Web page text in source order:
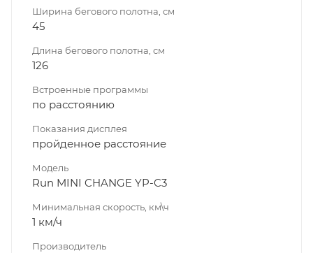
Ширина бегового полотна, см
45
Длина бегового полотна, см
126
Встроенные программы
по расстоянию
Показания дисплея
пройденное расстояние
Модель
Run MINI CHANGE YP-C3
Минимальная скорость, км\ч
1 км/ч
Производитель